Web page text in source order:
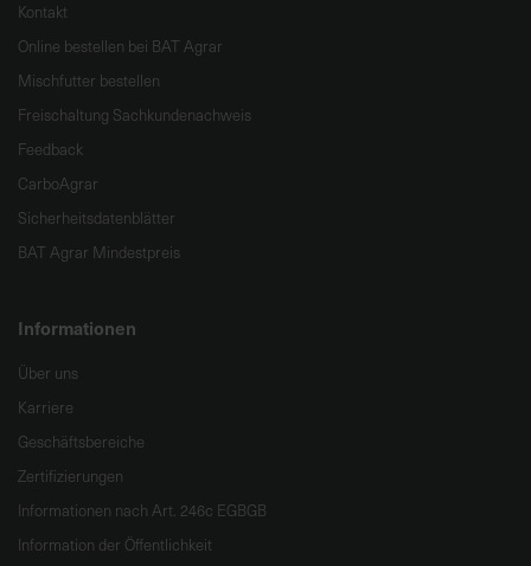
Kontakt
Online bestellen bei BAT Agrar
Mischfutter bestellen
Freischaltung Sachkundenachweis
Feedback
CarboAgrar
Sicherheitsdatenblätter
BAT Agrar Mindestpreis
Informationen
Über uns
Karriere
Geschäftsbereiche
Zertifizierungen
Informationen nach Art. 246c EGBGB
Information der Öffentlichkeit